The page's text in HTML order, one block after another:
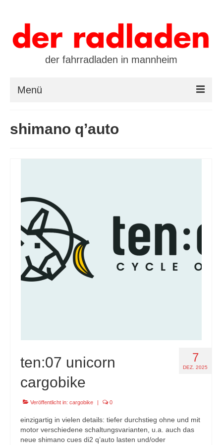
der fahrradladen in mannheim
Menü
öffnungszeiten / kontakt
preistool
kalender
specials
tout terrain pamir / appia / belair / divide
urban arrow familynext pro / 2026 / 100nm
shimano q’auto
7
DEZ. 2025
ten:07 unicorn
cargobike
Veröffentlicht in: cargobike | 0
einzigartig in vielen details: tiefer durchstieg ohne und mit
motor verschiedene schaltungsvarianten, u.a. auch das
neue shimano cues di2 q’auto lasten und/oder